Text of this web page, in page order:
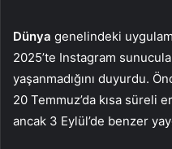
Dünya genelindeki
2025’te Instagram
yaşanmadığını duyurdu.
20 Temmuz’da kısa süreli
ancak 3 Eylül’de benzer